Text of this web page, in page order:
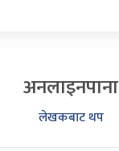
अनलाइनपाना
लेखकबाट थप